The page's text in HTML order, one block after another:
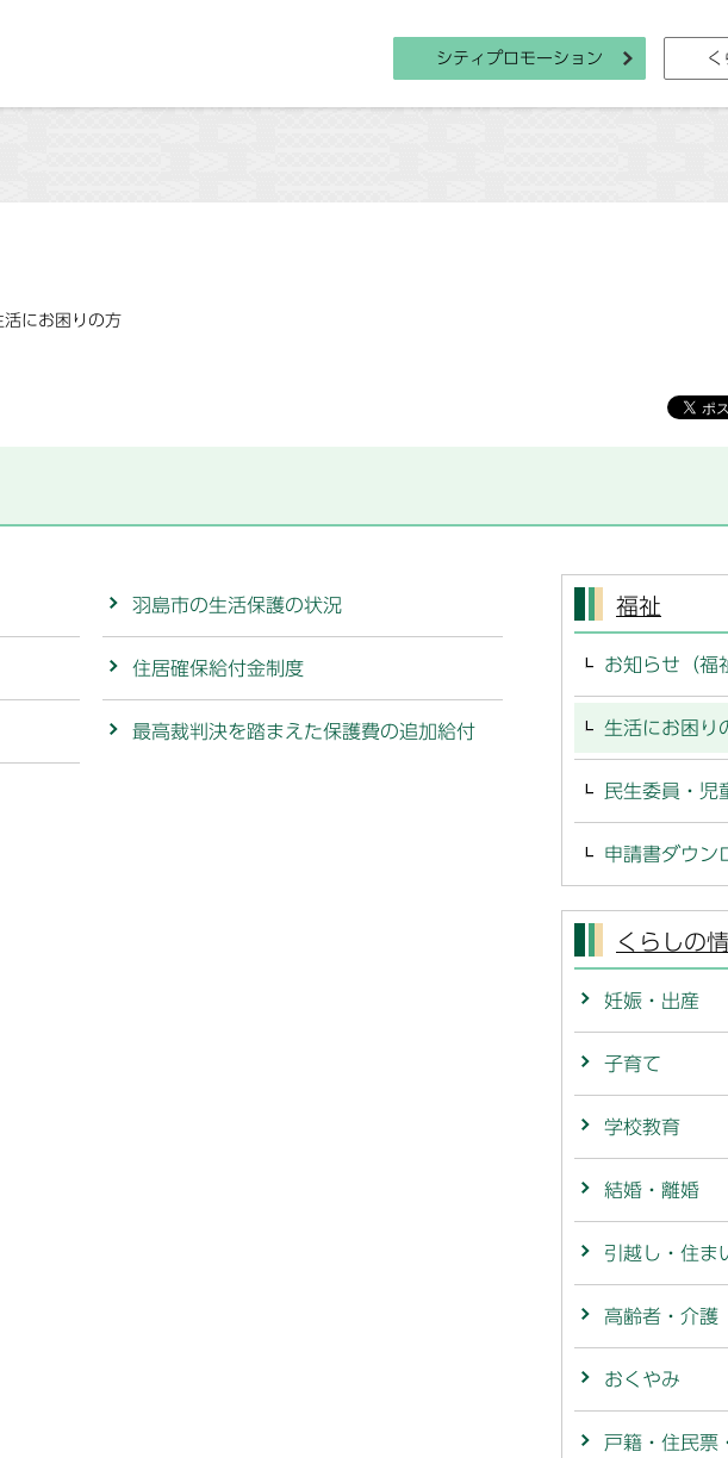
シティプロモーション く
活にお困りの方
羽島市の生活保護の状況
住居確保給付金制度
最高裁判決を踏まえた保護費の追加給付
福祉
お知らせ（福
生活にお困り
民生委員・児
申請書ダウン
くらしの
妊娠・出産
子育て
学校教育
結婚・離婚
引越し・住ま
高齢者・介護
おくやみ
戸籍・住民票